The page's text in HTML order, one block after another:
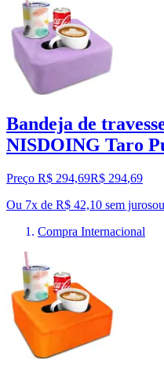
Bandeja de
NISDOING Taro
Preço R$ 294,69R$ 294,69
Ou 7x de R$ 42,10 sem jurosou
Compra Internacional